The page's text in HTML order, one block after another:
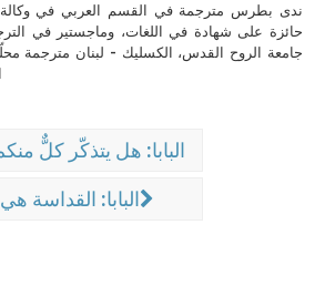
ندى بطرس مترجمة في القسم العربي في وكالة
حائزة على شهادة في اللغات، وماجستير في
جامعة الروح القدس، الكسليك - لبنان مترجمة
البابا: هل يتذكّر كلٌّ
البابا: القداسة